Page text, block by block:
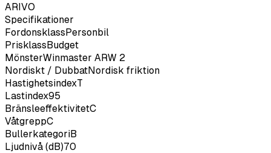
ARIVO
Specifikationer
FordonsklassPersonbil
PrisklassBudget
MönsterWinmaster ARW 2
Nordiskt / DubbatNordisk friktion
HastighetsindexT
Lastindex95
BränsleeffektivitetC
VåtgreppC
BullerkategoriB
Ljudnivå (dB)70